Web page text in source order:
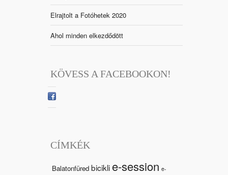
Elrajtolt a Fotóhetek 2020
Ahol minden elkezdődött
KÖVESS A FACEBOOKON!
CÍMKÉK
Balatonfüred bicikli e-session e-